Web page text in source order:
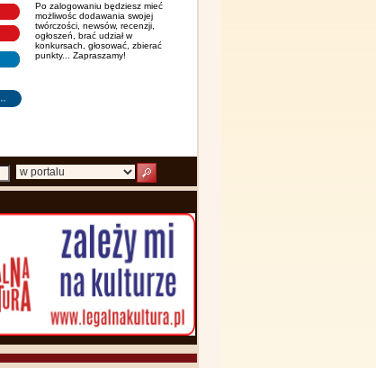
Po zalogowaniu będziesz mieć
możliwośc dodawania swojej
twórczości, newsów, recenzji,
ogłoszeń, brać udział w
konkursach, głosować, zbierać
punkty... Zapraszamy!